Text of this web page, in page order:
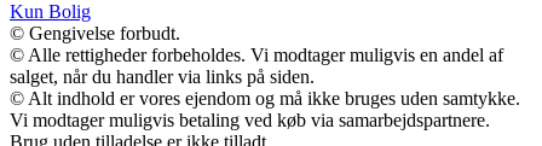
Kun Bolig
© Gengivelse forbudt.
© Alle rettigheder forbeholdes. Vi modtager muligvis en andel af
salget, når du handler via links på siden.
© Alt indhold er vores ejendom og må ikke bruges uden samtykke.
Vi modtager muligvis betaling ved køb via samarbejdspartnere.